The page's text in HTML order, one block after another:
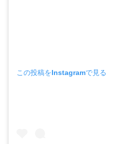
この投稿をInstagramで見る